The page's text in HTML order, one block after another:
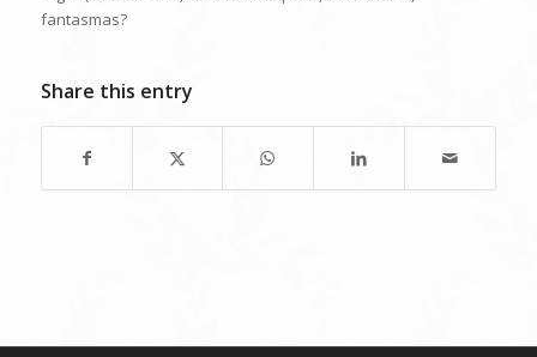
fantasmas?
Share this entry